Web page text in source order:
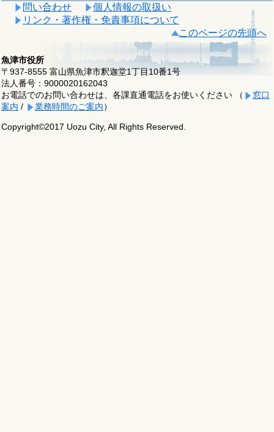
問い合わせ
個人情報の取扱い
リンク・著作権・免責事項について
このページの先頭へ
魚津市役所
〒937-8555 富山県魚津市釈迦堂1丁目10番1号
法人番号：9000020162043
お電話でのお問い合わせは、各課直通電話をお使いください （
窓口
案内 / 業務時間のご案内）
Copyright©2017 Uozu City, All Rights Reserved.